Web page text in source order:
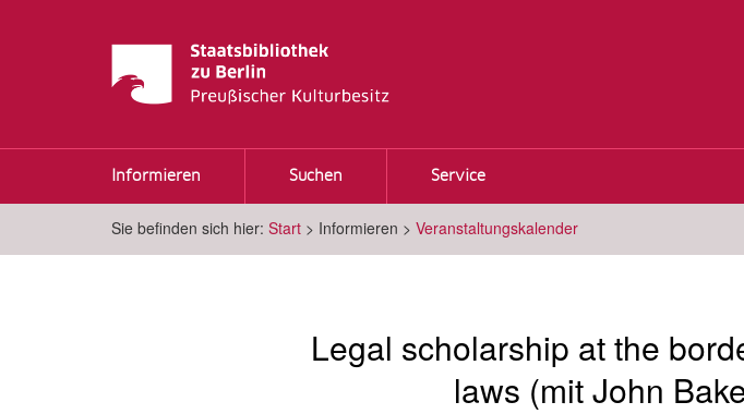
Informieren Suchen Service
Sie befinden sich hier: Start > Informieren > Veranstaltungskalender
Legal scholarship at the
laws (mit John